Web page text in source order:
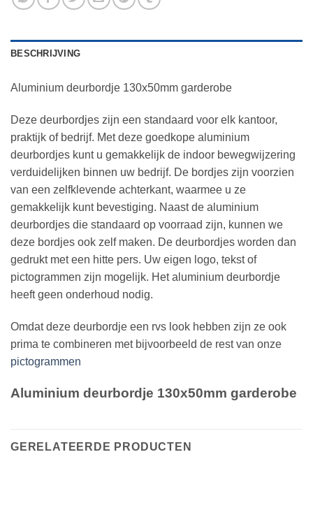
BESCHRIJVING
Aluminium deurbordje 130x50mm garderobe
Deze deurbordjes zijn een standaard voor elk kantoor,
praktijk of bedrijf. Met deze goedkope aluminium
deurbordjes kunt u gemakkelijk de indoor bewegwijzering
verduidelijken binnen uw bedrijf. De bordjes zijn voorzien
van een zelfklevende achterkant, waarmee u ze
gemakkelijk kunt bevestiging. Naast de aluminium
deurbordjes die standaard op voorraad zijn, kunnen we
deze bordjes ook zelf maken. De deurbordjes worden dan
gedrukt met een hitte pers. Uw eigen logo, tekst of
pictogrammen zijn mogelijk. Het aluminium deurbordje
heeft geen onderhoud nodig.
Omdat deze deurbordje een rvs look hebben zijn ze ook
prima te combineren met bijvoorbeeld de rest van onze
pictogrammen
Aluminium deurbordje 130x50mm garderobe
GERELATEERDE PRODUCTEN